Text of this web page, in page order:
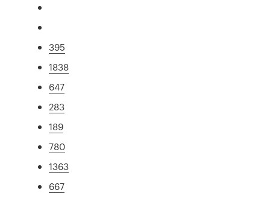
395
1838
647
283
189
780
1363
667